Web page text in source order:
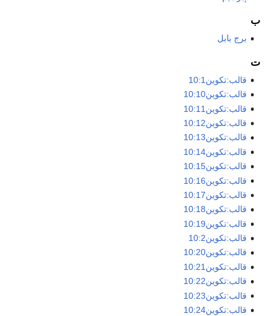
ب
برج بابل
ت
قالب:تكوين10:1
قالب:تكوين10:10
قالب:تكوين10:11
قالب:تكوين10:12
قالب:تكوين10:13
قالب:تكوين10:14
قالب:تكوين10:15
قالب:تكوين10:16
قالب:تكوين10:17
قالب:تكوين10:18
قالب:تكوين10:19
قالب:تكوين10:2
قالب:تكوين10:20
قالب:تكوين10:21
قالب:تكوين10:22
قالب:تكوين10:23
قالب:تكوين10:24